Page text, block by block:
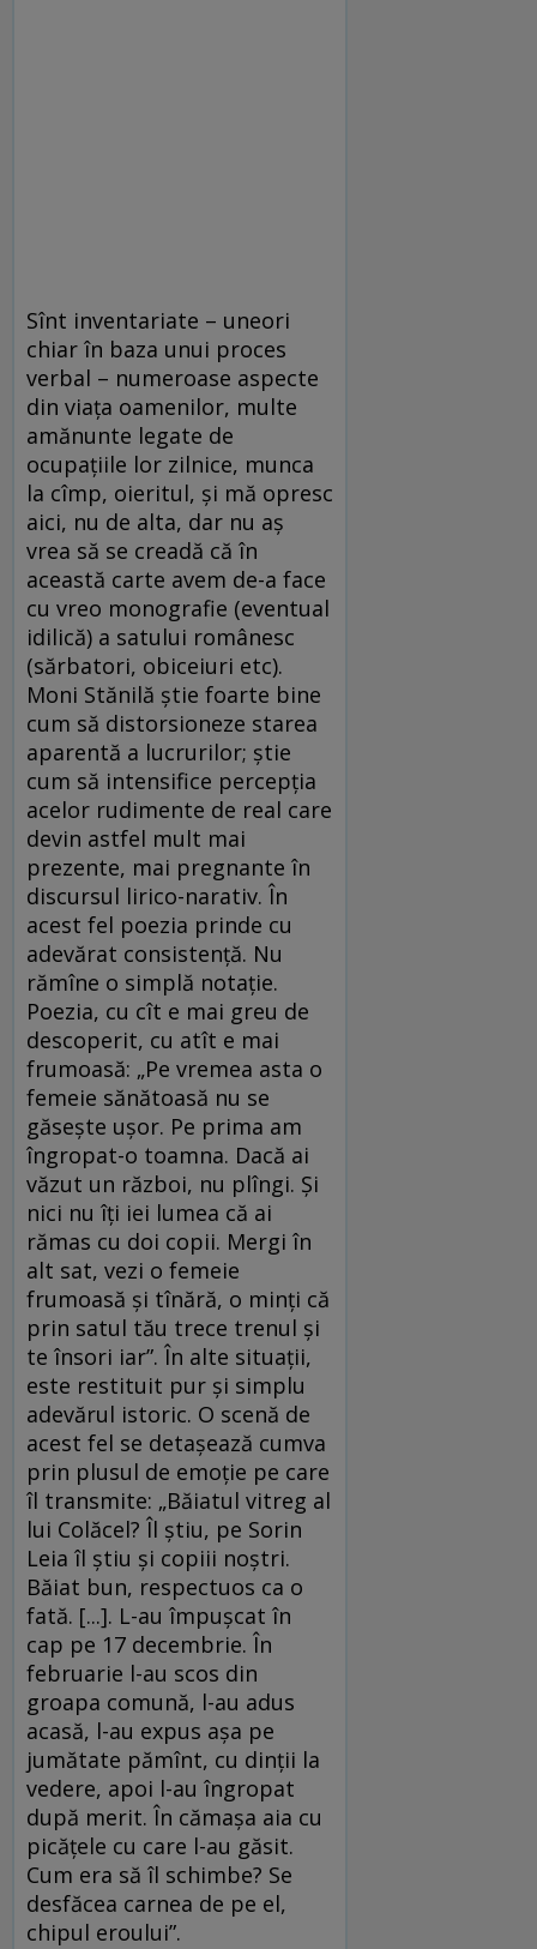
Sînt inventariate – uneori
chiar în baza unui proces
verbal – numeroase aspecte
din viața oamenilor, multe
amănunte legate de
ocupațiile lor zilnice, munca
la cîmp, oieritul, și mă opresc
aici, nu de alta, dar nu aș
vrea să se creadă că în
această carte avem de-a face
cu vreo monografie (eventual
idilică) a satului românesc
(sărbatori, obiceiuri etc).
Moni Stănilă ştie foarte bine
cum să distorsioneze starea
aparentă a lucrurilor; ştie
cum să intensifice percepţia
acelor rudimente de real care
devin astfel mult mai
prezente, mai pregnante în
discursul lirico-narativ. În
acest fel poezia prinde cu
adevărat consistență. Nu
rămîne o simplă notație.
Poezia, cu cît e mai greu de
descoperit, cu atît e mai
frumoasă: „Pe vremea asta o
femeie sănătoasă nu se
găsește ușor. Pe prima am
îngropat-o toamna. Dacă ai
văzut un război, nu plîngi. Și
nici nu îți iei lumea că ai
rămas cu doi copii. Mergi în
alt sat, vezi o femeie
frumoasă și tînără, o minți că
prin satul tău trece trenul și
te însori iar”. În alte situații,
este restituit pur și simplu
adevărul istoric. O scenă de
acest fel se detașează cumva
prin plusul de emoție pe care
îl transmite: „Băiatul vitreg al
lui Colăcel? Îl știu, pe Sorin
Leia îl știu și copiii noștri.
Băiat bun, respectuos ca o
fată. [...]. L-au împușcat în
cap pe 17 decembrie. În
februarie l-au scos din
groapa comună, l-au adus
acasă, l-au expus așa pe
jumătate pămînt, cu dinții la
vedere, apoi l-au îngropat
după merit. În cămașa aia cu
picățele cu care l-au găsit.
Cum era să îl schimbe? Se
desfăcea carnea de pe el,
chipul eroului”.